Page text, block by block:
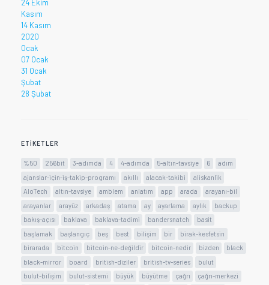
24 Ekim
Kasım
14 Kasım
2020
Ocak
07 Ocak
31 Ocak
Şubat
28 Şubat
ETIKETLER
%50 256bit 3-adımda 4 4-adımda 5-altın-tavsiye 6
adım
ajanslar-için-iş-takip-programı
akıllı alacak-takibi
aliskanlik
AloTech
altın-tavsiye amblem anlatım app arada
arayanı-bil
arayanlar
arayüz arkadaş atama ay ayarlama aylık
backup
bakış-açısı
baklava baklava-tadimi bandersnatch
basit
başlamak
başlangıç beş best bilişim bir
birak-kesfetsin
birarada
bitcoin bitcoin-ne-değildir bitcoin-nedir bizden
black
black-mirror
board british-diziler british-tv-series
bulut
bulut-bilişim
bulut-sistemi büyük büyütme çağrı
çağrı-merkezi